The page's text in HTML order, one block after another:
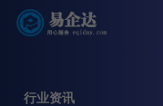
行业资讯